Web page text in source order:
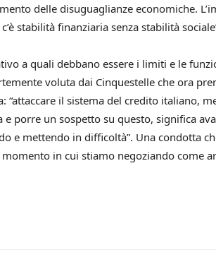
delle disuguaglianze economiche.
stabilità finanziaria senza stabilità
a quali debbano essere i limiti e le
voluta dai Cinquestelle che ora
“attaccare il sistema del credito italiano,
porre un sospetto su questo, significa
e mettendo in difficoltà”. Una condotta
in cui stiamo negoziando come